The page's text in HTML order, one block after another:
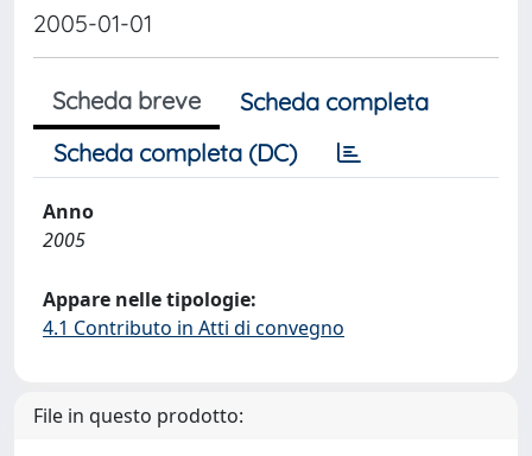
2005-01-01
Scheda breve
Scheda completa
Scheda completa (DC)
Anno
2005
Appare nelle tipologie:
4.1 Contributo in Atti di convegno
File in questo prodotto: